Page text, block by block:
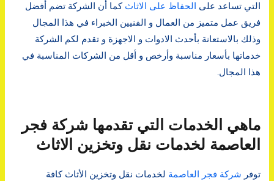
التي تساعد على الحفاظ على الاثاث كما أن الشركة تضم أفضل
فريق عمل متميز من العمال و الفنيين الخبراء في هذا المجال
وذلك بالاستعانة بأحدث الادوات و الاجهزة و تقدم لكم الشركة
خدماتها بأسعار مناسبة وأرخص و أقل من الشركات المناسبة في
هذا المجال.
ماهي الخدمات التي تقدمها شركة فجر
العاصمة لخدمات نقل وتخزين الاثاث
توفر شركة فجر العاصمة لخدمات نقل وتخزين الأثاث كافة